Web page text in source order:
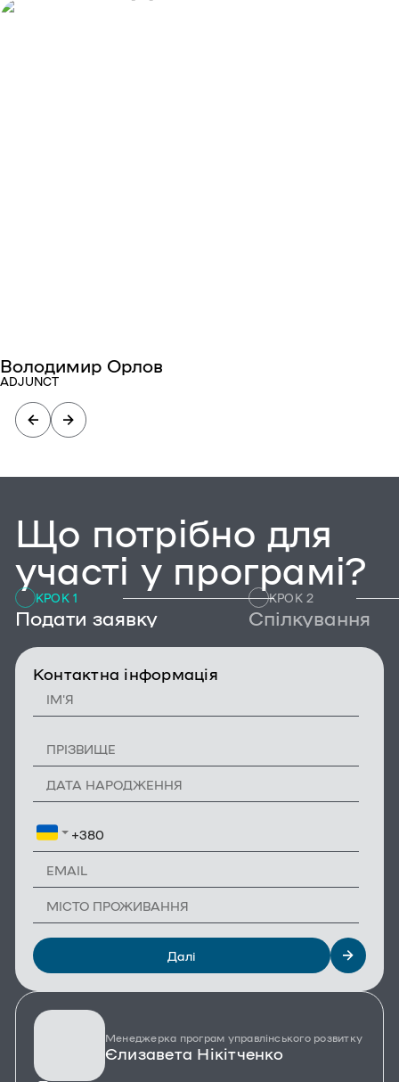
Володимир Орлов
ADJUNCT
Що потрібно для
участі у програмі?
КРОК 1
Подати заявку
КРОК 2
Спілкування
Контактна інформація
Далі
Менеджерка програм управлінського розвитку
Єлизавета Нікітченко